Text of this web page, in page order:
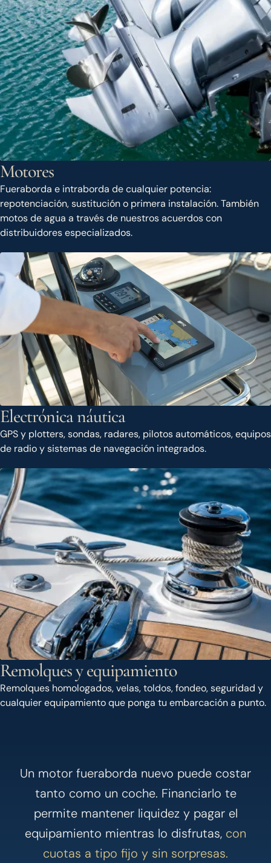
Motores
Fueraborda e intraborda de cualquier potencia:
repotenciación, sustitución o primera instalación. También
motos de agua a través de nuestros acuerdos con
distribuidores especializados.
Electrónica náutica
GPS y plotters, sondas, radares, pilotos automáticos, equipos
de radio y sistemas de navegación integrados.
Remolques y equipamiento
Remolques homologados, velas, toldos, fondeo, seguridad y
cualquier equipamiento que ponga tu embarcación a punto.
Un motor fueraborda nuevo puede costar
tanto como un coche. Financiarlo te
permite mantener liquidez y pagar el
equipamiento mientras lo disfrutas, con
cuotas a tipo fijo y sin sorpresas.